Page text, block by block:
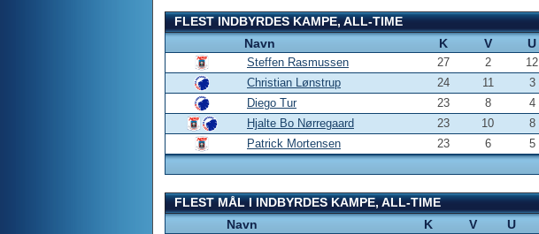
FLEST INDBYRDES KAMPE, ALL-TIME
Navn
K V U
Steffen Rasmussen 27 2 12
Christian Lønstrup
24 11 3
Diego Tur
23 8 4
Hjalte Bo Nørregaard
23 10 8
Patrick Mortensen
23 6 5
FLEST MÅL I INDBYRDES KAMPE, ALL-TIME
Navn
K V U